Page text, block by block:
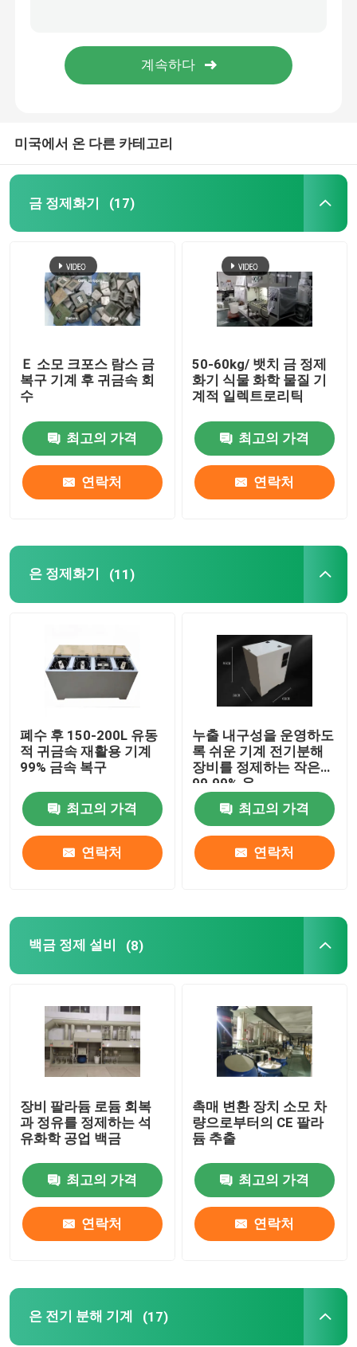
폐기물 가스 처리 장치
노를 녹이는 도입 금
은 캐스팅 머신
고로를 녹이는 스테인레스 강
백금 용융로
미국에서 온 다른 카테고리
금 정제화기 (17)
Ｅ 소모 크포스 람스 금
복구 기계 후 귀금속 회
수
최고의 가격
연락처
50-60kg/ 뱃치 금 정제
화기 식물 화학 물질 기
계적 일렉트로리틱
최고의 가격
연락처
은 정제화기 (11)
폐수 후 150-200L 유동
적 귀금속 재활용 기계
99% 금속 복구
최고의 가격
연락처
누출 내구성을 운영하도
록 쉬운 기계 전기분해
장비를 정제하는 작은
99.99% 은
최고의 가격
연락처
백금 정제 설비 (8)
장비 팔라듐 로듐 회복
과 정유를 정제하는 석
유화학 공업 백금
최고의 가격
연락처
촉매 변환 장치 소모 차
량으로부터의 CE 팔라
듐 추출
최고의 가격
연락처
은 전기 분해 기계 (17)